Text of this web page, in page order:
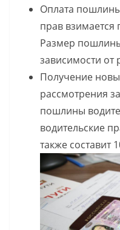
Оплата
прав взимается
Размер
зависимости от
Получение
рассмотрения
пошлины
водительские
также составит